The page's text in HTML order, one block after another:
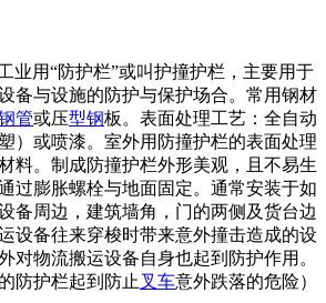
业用“防护栏”或叫护撞护栏，主要用于
备与设施的防护与保护场合。常用钢材
管或压型钢板。表面处理工艺：全自动
）或喷漆。室外用防撞护栏的表面处理
料。制成防撞护栏外形美观，且不易生
过膨胀螺栓与地面固定。通常安装于如
备周边，建筑墙角，门的两侧及货台边
设备往来穿梭时带来意外撞击造成的设
对物流搬运设备自身也起到防护作用。
防护栏起到防止 叉车意外跌落的危险）